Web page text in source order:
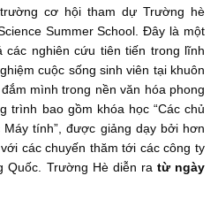
cơ hội tham dự Trường hè
Summer School. Đây là một
nghiên cứu tiên tiến trong lĩnh
cuộc sống sinh viên tại khuôn
mình trong nền văn hóa phong
trình bao gồm khóa học “Các chủ
tính”, được giảng dạy bởi hơn
các chuyến thăm tới các công ty
Quốc. Trường Hè diễn ra từ ngày